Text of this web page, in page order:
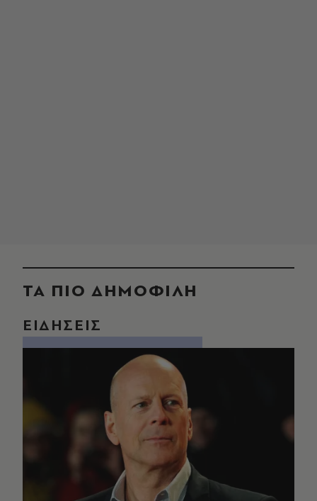
ΤΑ ΠΙΟ ΔΗΜΟΦΙΛΗ
ΕΙΔΗΣΕΙΣ